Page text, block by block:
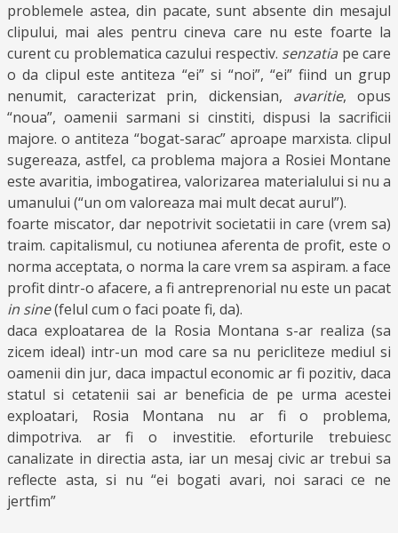
problemele astea, din pacate, sunt absente din mesajul
clipului, mai ales pentru cineva care nu este foarte la
curent cu problematica cazului respectiv. senzatia pe care
o da clipul este antiteza “ei” si “noi”, “ei” fiind un grup
nenumit, caracterizat prin, dickensian, avaritie, opus
“noua”, oamenii sarmani si cinstiti, dispusi la sacrificii
majore. o antiteza “bogat-sarac” aproape marxista. clipul
sugereaza, astfel, ca problema majora a Rosiei Montane
este avaritia, imbogatirea, valorizarea materialului si nu a
umanului (“un om valoreaza mai mult decat aurul”).
foarte miscator, dar nepotrivit societatii in care (vrem sa)
traim. capitalismul, cu notiunea aferenta de profit, este o
norma acceptata, o norma la care vrem sa aspiram. a face
profit dintr-o afacere, a fi antreprenorial nu este un pacat
in sine(felul cum o faci poate fi, da).
daca exploatarea de la Rosia Montana s-ar realiza (sa
zicem ideal) intr-un mod care sa nu pericliteze mediul si
oamenii din jur, daca impactul economic ar fi pozitiv, daca
statul si cetatenii sai ar beneficia de pe urma acestei
exploatari, Rosia Montana nu ar fi o problema,
dimpotriva. ar fi o investitie. eforturile trebuiesc
canalizate in directia asta, iar un mesaj civic ar trebui sa
reflecte asta, si nu “ei bogati avari, noi saraci ce ne
jertfim”